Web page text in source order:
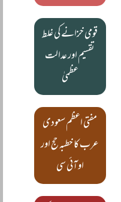
قومی خزانے کی غلط
تقسیم اور عدالت
عظمیٰ
مفتی اعظم سعودی
عرب کا خطبہ حج اور
او آئی سی